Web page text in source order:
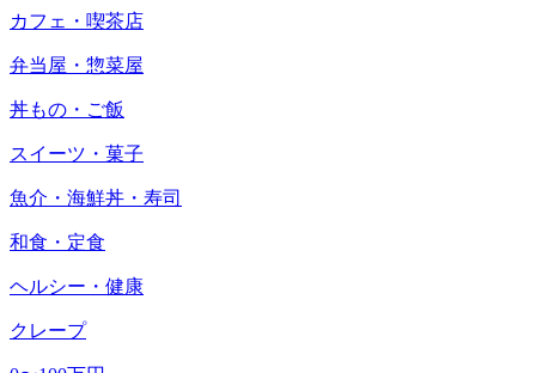
カフェ・喫茶店
弁当屋・惣菜屋
丼もの・ご飯
スイーツ・菓子
魚介・海鮮丼・寿司
和食・定食
ヘルシー・健康
クレープ